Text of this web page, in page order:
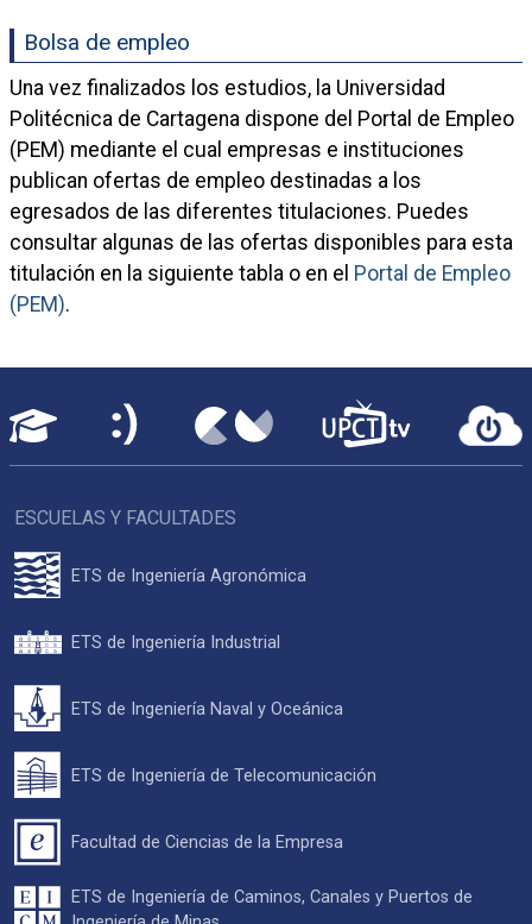
Bolsa de empleo
Una vez finalizados los estudios, la Universidad
Politécnica de Cartagena dispone del Portal de Empleo
(PEM) mediante el cual empresas e instituciones
publican ofertas de empleo destinadas a los
egresados de las diferentes titulaciones. Puedes
consultar algunas de las ofertas disponibles para esta
titulación en la siguiente tabla o en el Portal de Empleo
(PEM).
ESCUELAS Y FACULTADES
ETS de Ingeniería Agronómica
ETS de Ingeniería Industrial
ETS de Ingeniería Naval y Oceánica
ETS de Ingeniería de Telecomunicación
Facultad de Ciencias de la Empresa
ETS de Ingeniería de Caminos, Canales y Puertos de